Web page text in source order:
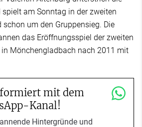
am Sonntag in der zweiten
schon um den Gruppensieg. Die
das Eröffnungsspiel der zweiten
Mönchengladbach nach 2011 mit
mit dem
Kanal!
Hintergründe und